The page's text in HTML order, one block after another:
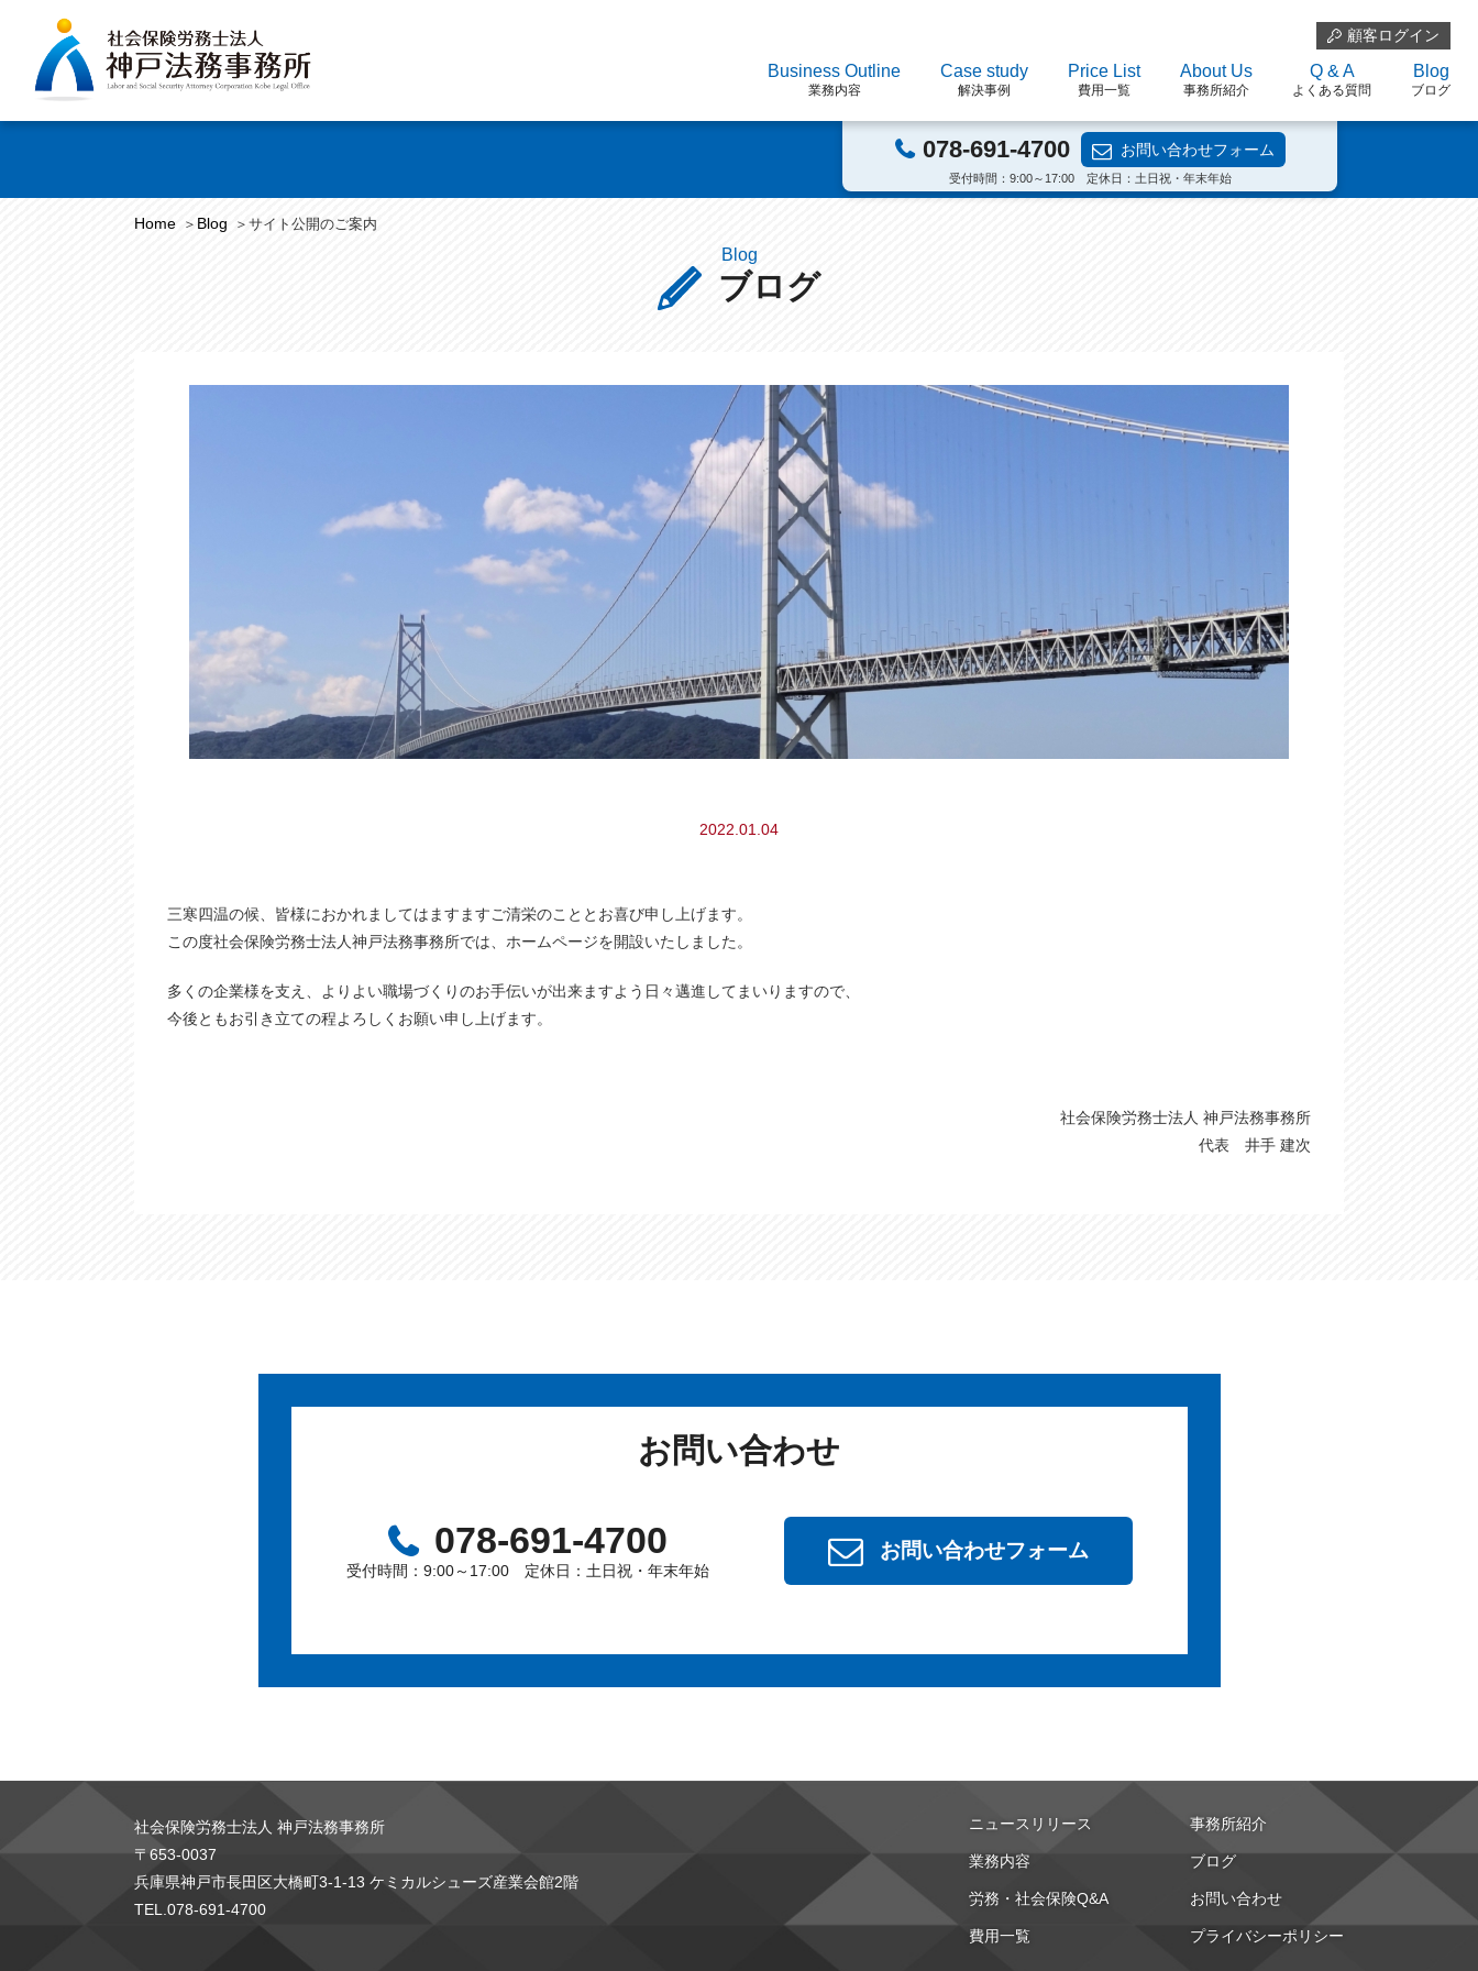
顧客ログイン
Business Outline
業務内容
Case study
解決事例
Price List
費用一覧
About Us
事務所紹介
Q & A
よくある質問
Blog
ブログ
078-691-4700 お問い合わせフォーム
受付時間：9:00～17:00 定休日：土日祝・年末年始
Home Blog サイト公開のご案内
Blog
ブログ
2022.01.04
三寒四温の候、皆様におかれましてはますますご清栄のこととお喜び申し上げます。
この度社会保険労務士法人神戸法務事務所では、ホームページを開設いたしました。
多くの企業様を支え、よりよい職場づくりのお手伝いが出来ますよう日々邁進してまいりますので、
今後ともお引き立ての程よろしくお願い申し上げます。
社会保険労務士法人 神戸法務事務所
代表 井手 建次
お問い合わせ
078-691-4700
受付時間：9:00～17:00 定休日：土日祝・年末年始
お問い合わせフォーム
社会保険労務士法人 神戸法務事務所
〒653-0037
兵庫県神戸市長田区大橋町3-1-13 ケミカルシューズ産業会館2階
TEL.078-691-4700
ニュースリリース
業務内容
労務・社会保険Q&A
費用一覧
事務所紹介
ブログ
お問い合わせ
プライバシーポリシー